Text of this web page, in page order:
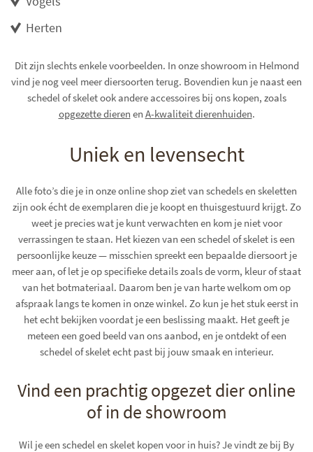
Herten
Dit zijn slechts enkele voorbeelden. In onze showroom in Helmond
vind je nog veel meer diersoorten terug. Bovendien kun je naast een
schedel of skelet ook andere accessoires bij ons kopen, zoals
opgezette dieren en A-kwaliteit dierenhuiden.
Uniek en levensecht
Alle foto’s die je in onze online shop ziet van schedels en skeletten
zijn ook écht de exemplaren die je koopt en thuisgestuurd krijgt. Zo
weet je precies wat je kunt verwachten en kom je niet voor
verrassingen te staan. Het kiezen van een schedel of skelet is een
persoonlijke keuze — misschien spreekt een bepaalde diersoort je
meer aan, of let je op specifieke details zoals de vorm, kleur of staat
van het botmateriaal. Daarom ben je van harte welkom om op
afspraak langs te komen in onze winkel. Zo kun je het stuk eerst in
het echt bekijken voordat je een beslissing maakt. Het geeft je
meteen een goed beeld van ons aanbod, en je ontdekt of een
schedel of skelet echt past bij jouw smaak en interieur.
Vind een prachtig opgezet dier online
of in de showroom
Wil je een schedel en skelet kopen voor in huis? Je vindt ze bij By